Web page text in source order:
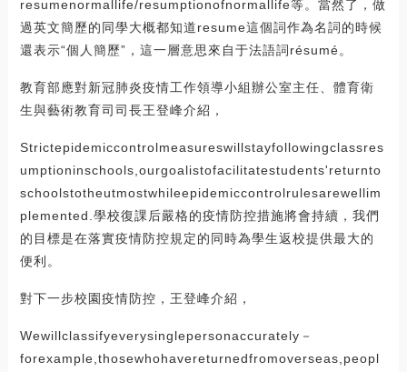
resumenormallife/resumptionofnormallife等。當然了，做
過英文簡歷的同學大概都知道resume這個詞作為名詞的時候
還表示“個人簡歷”，這一層意思來自于法語詞résumé。
教育部應對新冠肺炎疫情工作領導小組辦公室主任、體育衛
生與藝術教育司司長王登峰介紹，
Strictepidemiccontrolmeasureswillstayfollowingclassres
umptioninschools,ourgoalistofacilitatestudents'returnto
schoolstotheutmostwhileepidemiccontrolrulesarewellim
plemented.學校復課后嚴格的疫情防控措施將會持續，我們
的目標是在落實疫情防控規定的同時為學生返校提供最大的
便利。
對下一步校園疫情防控，王登峰介紹，
Wewillclassifyeverysinglepersonaccurately－
forexample,thosewhohavereturnedfromoverseas,peopl